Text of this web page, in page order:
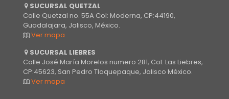
SUCURSAL QUETZAL
Calle Quetzal no. 55A Col: Moderna, CP:44190,
Guadalajara, Jalisco, México.
Ver mapa
SUCURSAL LIEBRES
Calle José María Morelos numero 281, Col: Las Liebres,
CP:45623, San Pedro Tlaquepaque, Jalisco México.
Ver mapa